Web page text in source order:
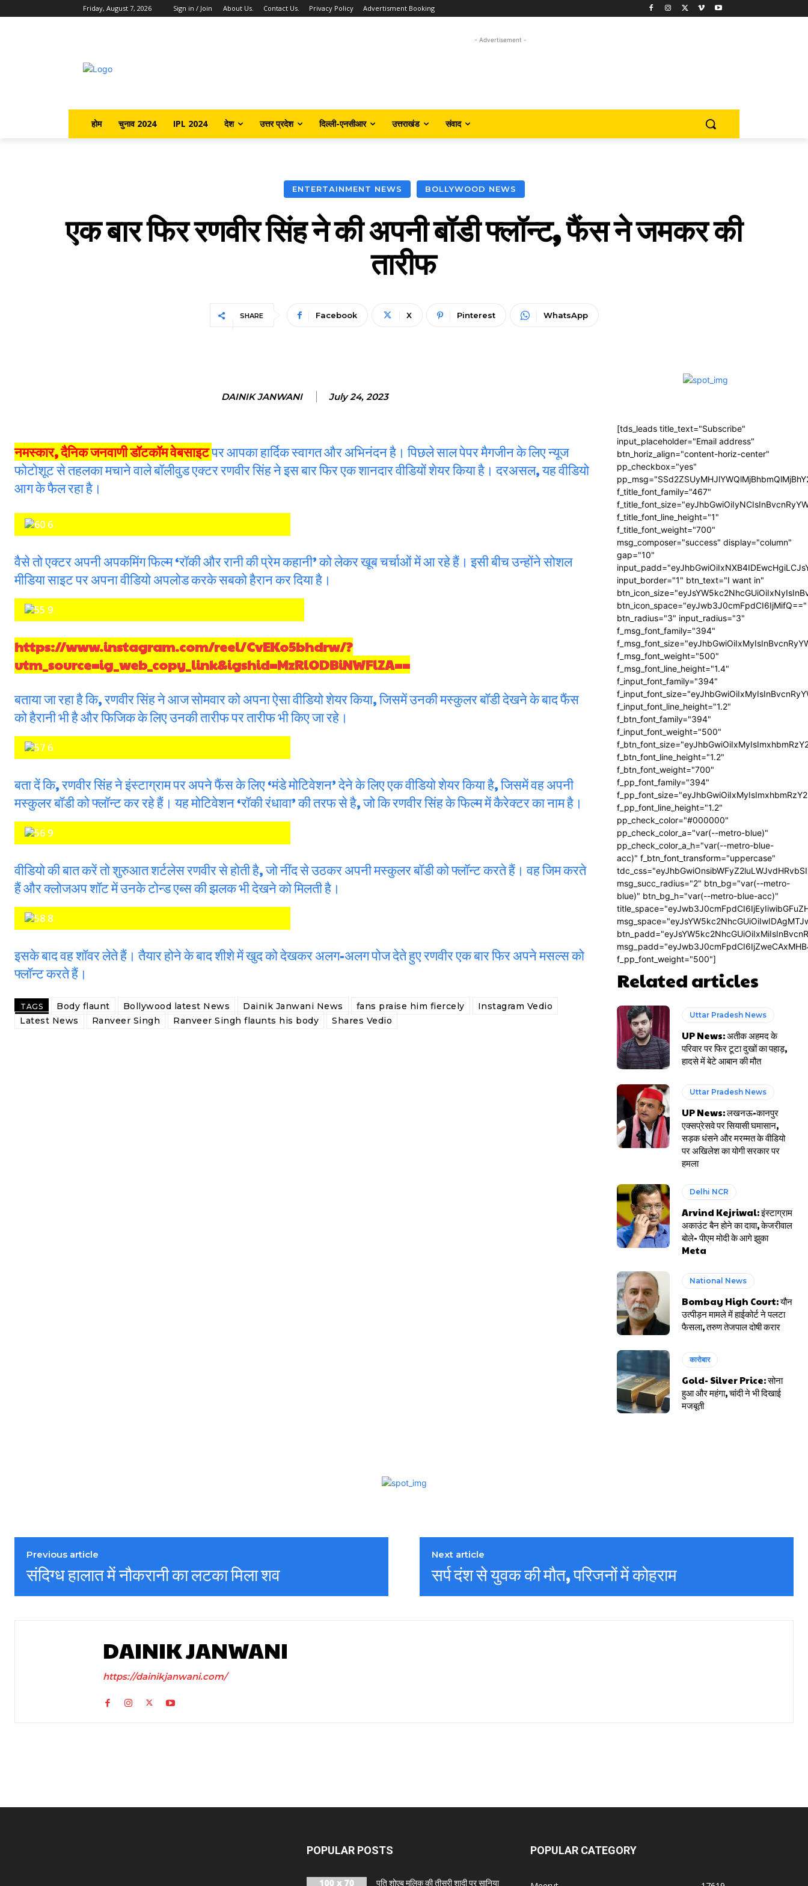
Friday, August 7, 2026 Sign in / Join About Us. Contact Us. Privacy Policy Advertisment Booking
- Advertisement -
होम चुनाव 2024 IPL 2024 देश उत्तर प्रदेश दिल्ली-एनसीआर उत्तराखंड संवाद
ENTERTAINMENT NEWS BOLLYWOOD NEWS
एक बार फिर रणवीर सिंह ने की अपनी बॉडी फ्लॉन्ट, फैंस ने जमकर की
तारीफ
SHARE Facebook X Pinterest WhatsApp
DAINIK JANWANI July 24, 2023
नमस्कार, दैनिक जनवाणी डॉटकॉम वेबसाइटपर आपका हार्दिक स्वागत और ​अभिनंदन है। पिछले साल पेपर मैगजीन के लिए न्यूज
फोटोशूट से तहलका मचाने वाले बॉलीवुड एक्टर रणवीर सिंह ने इस बार फिर एक शानदार वीडियों शेयर किया है। दरअसल, यह वीडियो
आग के फैल रहा है।
वैसे तो एक्टर अपनी अपकमिंग फिल्म ‘रॉकी और रानी की प्रेम कहानी’ को लेकर खूब चर्चाओं में आ रहे हैं। इसी बीच उन्होंने सोशल
मीडिया साइट पर अपना वीडियो अपलोड करके सबको हैरान कर दिया है।
https://www.instagram.com/reel/CvEKo5bhdrw/?
utm_source=ig_web_copy_link&igshid=MzRlODBiNWFlZA==
बताया जा रहा है कि, रणवीर सिंह ने आज सोमवार को अपना ऐसा वीडियो शेयर किया, जिसमें उनकी मस्कुलर बॉडी देखने के बाद फैंस
को हैरानी भी है और फिजिक के लिए उनकी तारीफ पर तारीफ भी किए जा रहे।
बता दें कि, रणवीर सिंह ने इंस्टाग्राम पर अपने फैंस के लिए ‘मंडे मोटिवेशन’ देने के लिए एक वीडियो शेयर किया है, जिसमें वह अपनी
मस्कुलर बॉडी को फ्लॉन्ट कर रहे हैं। यह मोटिवेशन ‘रॉकी रंधावा’ की तरफ से है, जो कि रणवीर सिंह के फिल्म में कैरेक्टर का नाम है।
वीडियो की बात करें तो शुरुआत शर्टलेस रणवीर से होती है, जो नींद से उठकर अपनी मस्कुलर बॉडी को फ्लॉन्ट करते हैं। वह जिम करते
हैं और क्लोजअप शॉट में उनके टोन्ड एब्स की झलक भी देखने को मिलती है।
इसके बाद वह शॉवर लेते हैं। तैयार होने के बाद शीशे में खुद को देखकर अलग-अलग पोज देते हुए रणवीर एक बार फिर अपने मसल्स को
फ्लॉन्ट करते हैं।
TAGS Body flaunt Bollywood latest News Dainik Janwani News fans praise him fiercely
Instagram Vedio
Latest News
Ranveer Singh Ranveer Singh flaunts his body Shares Vedio
[tds_leads title_text="Subscribe"
input_placeholder="Email address"
btn_horiz_align="content-horiz-center"
pp_checkbox="yes"
f_title_font_family="467"
f_title_font_line_height="1"
f_title_font_weight="700"
msg_composer="success" display="column"
gap="10"
input_border="1" btn_text="I want in"
btn_icon_space="eyJwb3J0cmFpdCI6IjMifQ=="
btn_radius="3" input_radius="3"
f_msg_font_family="394"
f_msg_font_weight="500"
f_msg_font_line_height="1.4"
f_input_font_family="394"
f_input_font_line_height="1.2"
f_btn_font_family="394"
f_input_font_weight="500"
f_btn_font_line_height="1.2"
f_btn_font_weight="700"
f_pp_font_family="394"
f_pp_font_line_height="1.2"
pp_check_color="#000000"
pp_check_color_a="var(--metro-blue)"
pp_check_color_a_h="var(--metro-blue-
acc)" f_btn_font_transform="uppercase"
msg_succ_radius="2" btn_bg="var(--metro-
blue)" btn_bg_h="var(--metro-blue-acc)"
f_pp_font_weight="500"]
Related articles
Uttar Pradesh News
UP News: अतीक अहमद के
परिवार पर फिर टूटा दुखों का पहाड़,
हादसे में बेटे आबान की मौत
Uttar Pradesh News
UP News: लखनऊ-कानपुर
एक्सप्रेसवे पर सियासी घमासान,
सड़क धंसने और मरम्मत के वीडियो
पर अखिलेश का योगी सरकार पर
हमला
Delhi NCR
Arvind Kejriwal: इंस्टाग्राम
अकाउंट बैन होने का दावा, केजरीवाल
बोले- पीएम मोदी के आगे झुका
Meta
National News
Bombay High Court: यौन
उत्पीड़न मामले में हाईकोर्ट ने पलटा
फैसला, तरुण तेजपाल दोषी करार
कारोबार
Gold- Silver Price: सोना
हुआ और महंगा, चांदी ने भी दिखाई
मजबूती
Previous article
संदिग्ध हालात में नौकरानी का लटका मिला शव
Next article
सर्प दंश से युवक की मौत, परिजनों में कोहराम
DAINIK JANWANI
https://dainikjanwani.com/
POPULAR POSTS
पति शोएब मलिक की तीसरी शादी पर सानिया
POPULAR CATEGORY